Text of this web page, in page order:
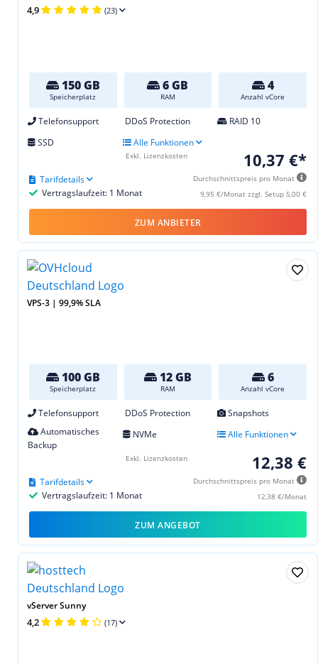
4,9 (23)
150 GB
Speicherplatz
6 GB
RAM
4
Anzahl vCore
Telefonsupport DDoS Protection
RAID 10
SSD
Alle Funktionen
10,37 €*
Durchschnittspreis pro Monat
9,95 €/Monat zzgl. Setup 5,00 €
Vertragslaufzeit: 1 Monat
Tarifdetails
Exkl. Lizenzkosten
ZUM ANBIETER
VPS-3 | 99,9% SLA
100 GB
Speicherplatz
12 GB
RAM
6
Anzahl vCore
Telefonsupport DDoS Protection
Snapshots
Automatisches
Backup
NVMe Alle Funktionen
12,38 €
Durchschnittspreis pro Monat
12,38 €/Monat
Vertragslaufzeit: 1 Monat
Tarifdetails
Exkl. Lizenzkosten
ZUM ANGEBOT
vServer Sunny
4,2 (17)